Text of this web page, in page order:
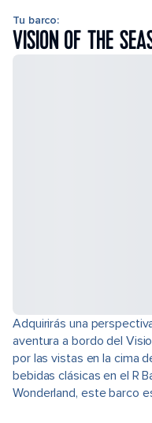
Tu barco:
VISION OF THE
Adquirirás una
aventura a bordo del
por las vistas en la cima
bebidas clásicas en el R
Wonderland, este barco